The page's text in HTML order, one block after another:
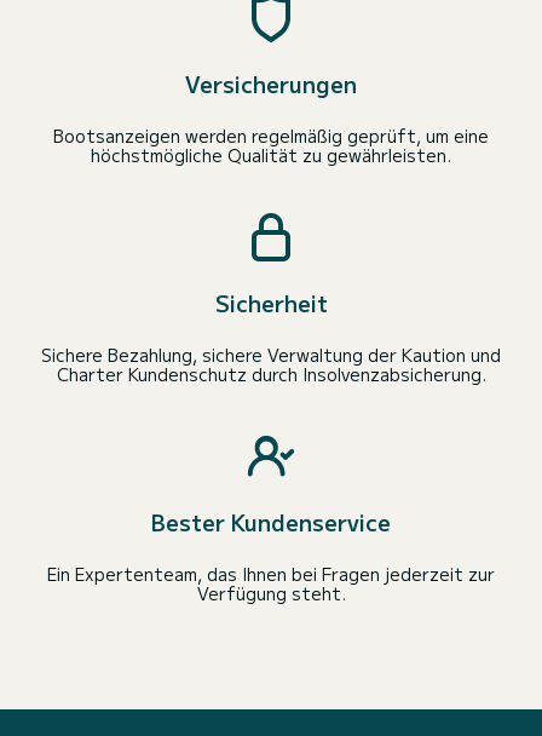
Versicherungen
Bootsanzeigen werden regelmäßig geprüft, um eine
höchstmögliche Qualität zu gewährleisten.
Sicherheit
Sichere Bezahlung, sichere Verwaltung der Kaution und
Charter Kundenschutz durch Insolvenzabsicherung.
Bester Kundenservice
Ein Expertenteam, das Ihnen bei Fragen jederzeit zur
Verfügung steht.